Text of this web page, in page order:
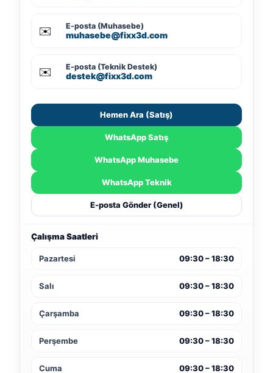
✉️ E-posta (Muhasebe)
muhasebe@fixx3d.com
✉️ E-posta (Teknik Destek)
destek@fixx3d.com
Hemen Ara (Satış)
WhatsApp Satış
WhatsApp Muhasebe
WhatsApp Teknik
E-posta Gönder (Genel)
Çalışma Saatleri
Pazartesi 09:30 – 18:30
Salı 09:30 – 18:30
Çarşamba 09:30 – 18:30
Perşembe 09:30 – 18:30
Cuma 09:30 – 18:30